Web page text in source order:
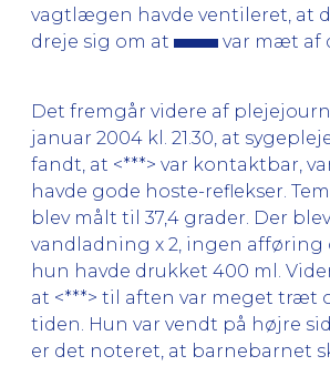
vagtlægen havde ventileret, at
dreje sig om at
var mæt af
Det fremgår videre af
januar 2004 kl. 21.30, at
fandt, at <***> var kontaktbar,
havde gode hoste-reflekser.
blev målt til 37,4 grader. Der
vandladning x 2, ingen
hun havde drukket 400 ml.
at <***> til aften var meget træt
tiden. Hun var vendt på højre
er det noteret, at barnebarnet